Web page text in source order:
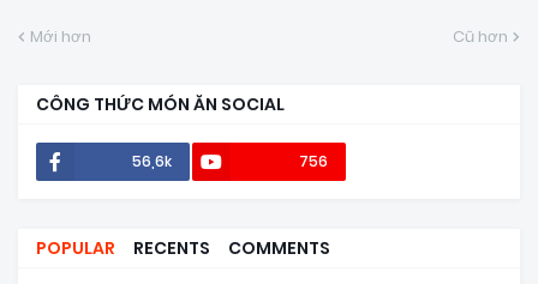
Mới hơn Cũ hơn
CÔNG THỨC MÓN ĂN SOCIAL
56,6k 756
POPULAR RECENTS COMMENTS